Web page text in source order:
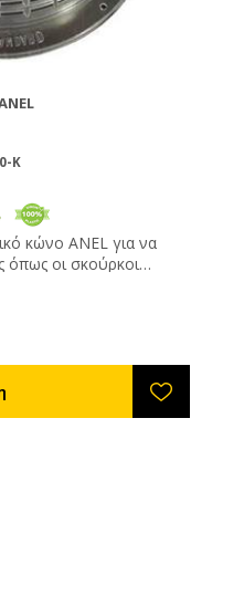
K
κώνο ANEL για να
όπως οι σκούρκοι
άλλα είδη. Μπορεί να
PVC κάλυμμα ή
όπως ξύλο. Δείτε το
για την